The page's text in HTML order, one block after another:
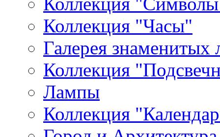
Коллекция "Часы"
Галерея знаменитых
Коллекция
Лампы
Коллекция